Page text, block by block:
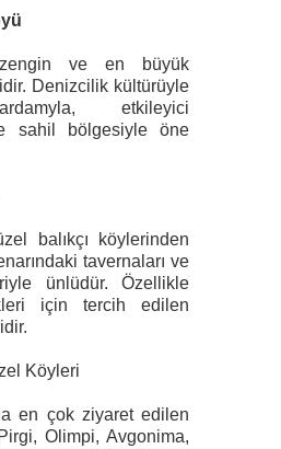
zengin ve en büyük
Denizcilik kültürüyle
etkileyici
sahil bölgesiyle öne
balıkçı köylerinden
tavernaları ve
ünlüdür. Özellikle
için tercih edilen
Köyleri
en çok ziyaret edilen
Olimpi, Avgonima,